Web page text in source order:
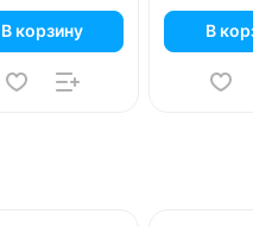
В корзину В